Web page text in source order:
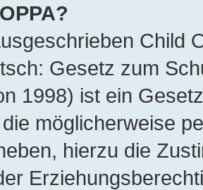
Child
Gesetz zum
1998) ist ein
möglicherweise
hierzu die